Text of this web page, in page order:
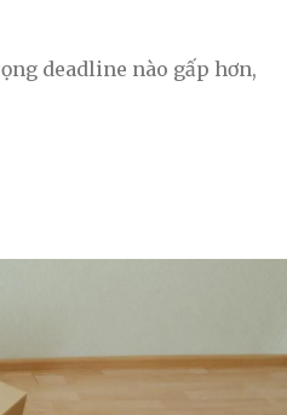
deadline nào gấp hơn,